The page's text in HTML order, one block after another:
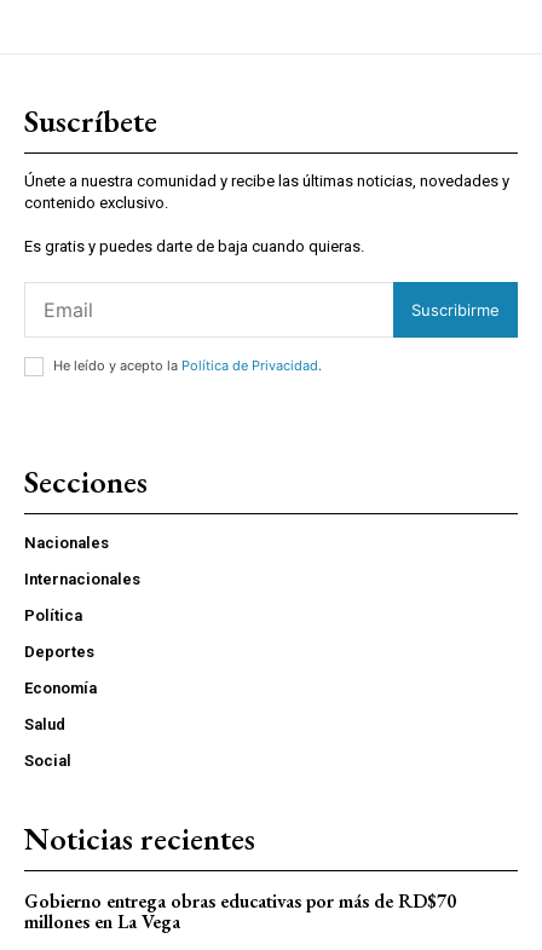
Suscríbete
Únete a nuestra comunidad y recibe las últimas noticias, novedades y
contenido exclusivo.
Es gratis y puedes darte de baja cuando quieras.
Suscribirme
He leído y acepto la Política de Privacidad.
Secciones
Nacionales
Internacionales
Política
Deportes
Economía
Salud
Social
Noticias recientes
Gobierno entrega obras educativas por más de RD$70
millones en La Vega